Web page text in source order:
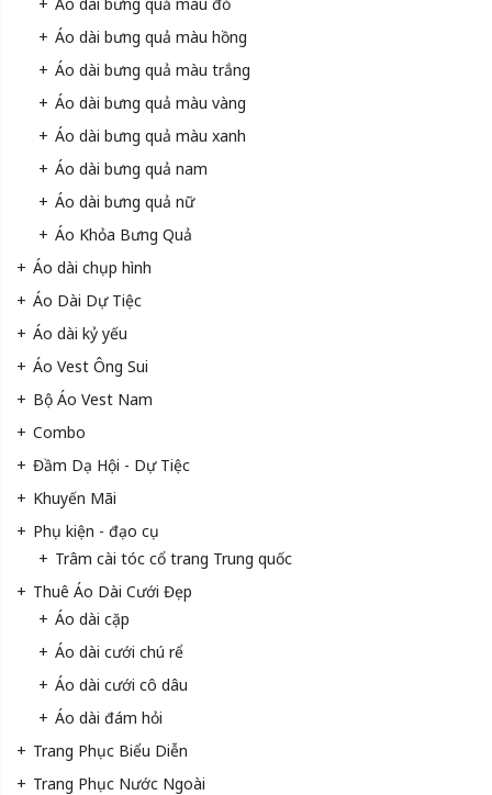
Áo dài bưng quả màu hồng
Áo dài bưng quả màu trắng
Áo dài bưng quả màu vàng
Áo dài bưng quả màu xanh
Áo dài bưng quả nam
Áo dài bưng quả nữ
Áo Khỏa Bưng Quả
Áo dài chụp hình
Áo Dài Dự Tiệc
Áo dài kỷ yếu
Áo Vest Ông Sui
Bộ Áo Vest Nam
Combo
Đầm Dạ Hội - Dự Tiệc
Khuyến Mãi
Phụ kiện - đạo cụ
Trâm cài tóc cổ trang Trung quốc
Thuê Áo Dài Cưới Đẹp
Áo dài cặp
Áo dài cưới chú rể
Áo dài cưới cô dâu
Áo dài đám hỏi
Trang Phục Biểu Diễn
Trang Phục Nước Ngoài